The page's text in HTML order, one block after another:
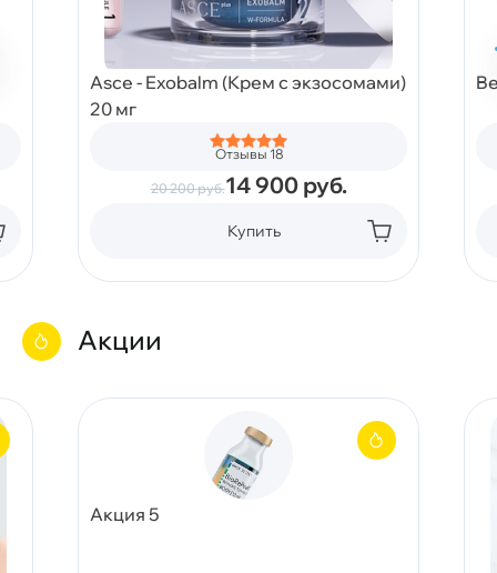
Asce - Exobalm (Крем с экзосомами)
20 мг
Отзывы 18
20 200руб.14 900 руб.
Купить
Акции
Акция 5